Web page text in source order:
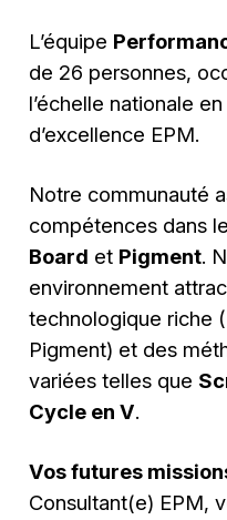
L’équipe
de 26 personnes,
l’échelle nationale
d’excellence EPM.
Notre communauté
compétences dans
Board et Pigment.
environnement
technologique riche
Pigment) et des
variées telles que
Cycle en V.
Vos futures
Consultant(e) EPM,